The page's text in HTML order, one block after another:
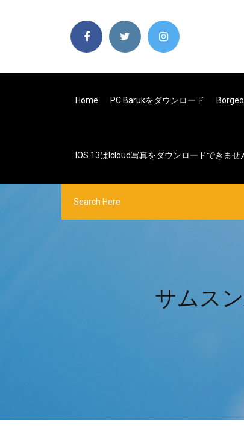
Home PC Barukをダウンロード
IOS 13はicloud写真をダウンロードできませ
サムス